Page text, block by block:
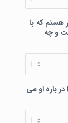
هستم که با
و چه
باره او می